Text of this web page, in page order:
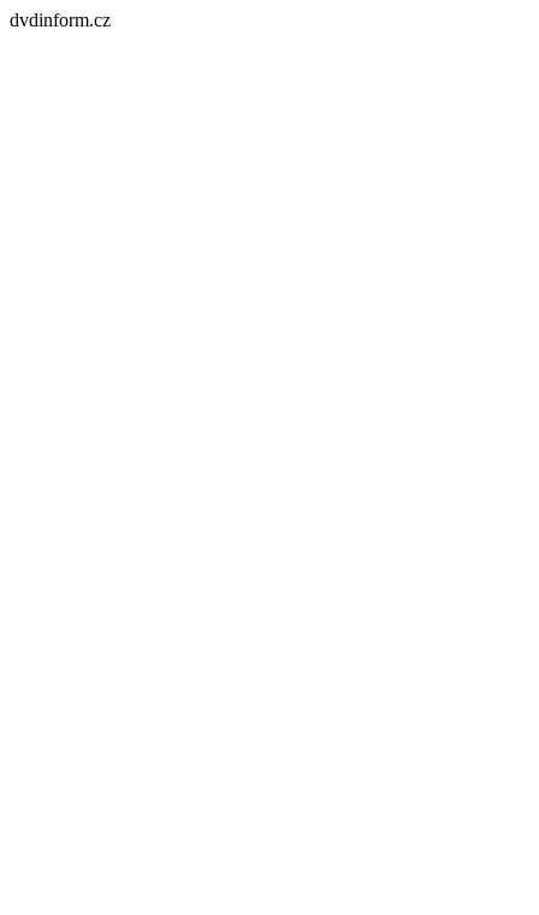
dvdinform.cz